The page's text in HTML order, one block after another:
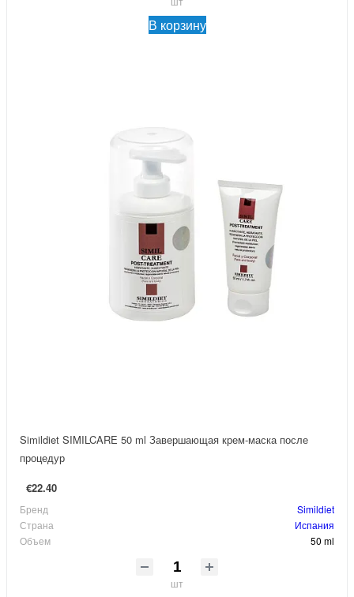
В корзину
Simildiet SIMILCARE 50 ml Завершающая крем-маска после
процедур
€22.40
Бренд
Simildiet
Страна
Испания
Объем
50 ml
шт